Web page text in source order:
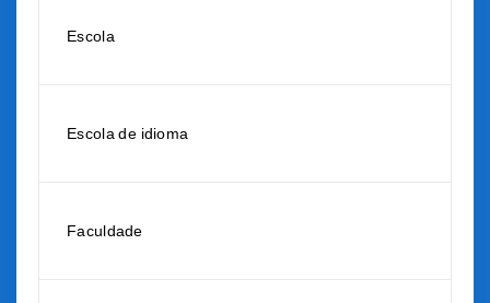
Escola
Escola de idioma
Faculdade